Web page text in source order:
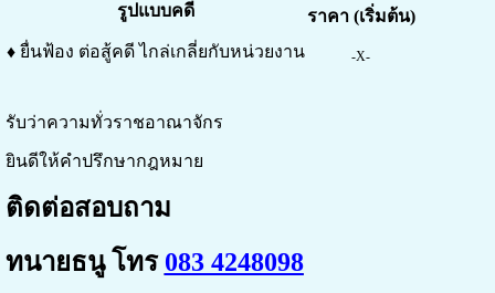
รูปแบบคดี ราคา (เริ่มต้น)
♦ ยื่นฟ้อง ต่อสู้คดี ไกล่เกลี่ยกับหน่วยงาน
-X-
รับว่าความทั่วราชอาณาจักร
ยินดีให้คำปรึกษากฎหมาย
ติดต่อสอบถาม
ทนายธนู โทร 083 4248098